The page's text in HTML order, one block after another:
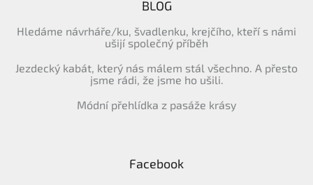
BLOG
Hledáme návrháře/ku, švadlenku, krejčího, kteří s námi
ušijí společný příběh
Jezdecký kabát, který nás málem stál všechno. A přesto
jsme rádi, že jsme ho ušili.
Módní přehlídka z pasáže krásy
Facebook